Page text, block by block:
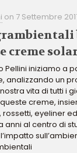
on 7 Settembre
creme
Pellini iniziamo a
analizzando un
vita di tutti i
creme,
eyeliner
anni al centro di